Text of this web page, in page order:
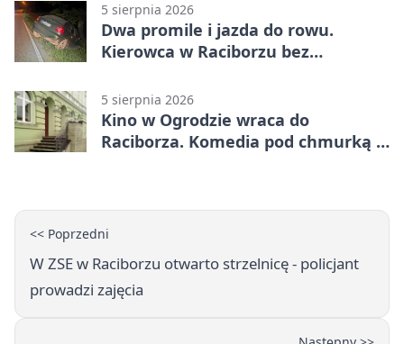
5 sierpnia 2026
Dwa promile i jazda do rowu.
Kierowca w Raciborzu bez
5 sierpnia 2026
Kino w Ogrodzie wraca do
Raciborza. Komedia pod chmurką w
<< Poprzedni
W ZSE w Raciborzu otwarto strzelnicę - policjant
prowadzi zajęcia